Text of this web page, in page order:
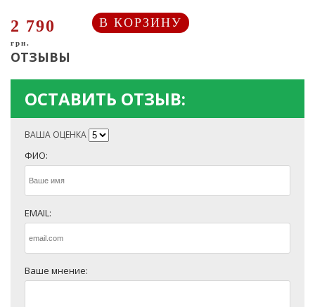
2 790
грн.
В КОРЗИНУ
ОТЗЫВЫ
ОСТАВИТЬ ОТЗЫВ:
ВАША ОЦЕНКА
ФИО:
EMAIL:
Ваше мнение: